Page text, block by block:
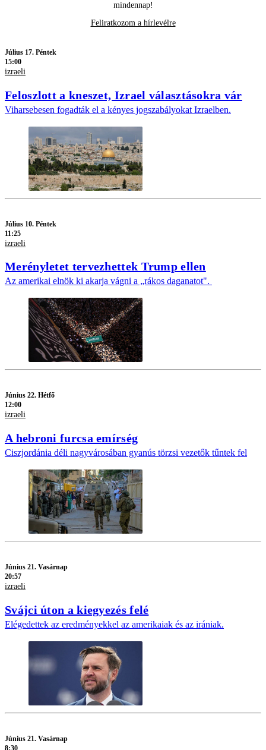
mindennap!
Feliratkozom a hírlevélre
Július 17. Péntek
15:00
izraeli
Feloszlott a kneszet, Izrael választásokra vár
Viharsebesen fogadták el a kényes jogszabályokat Izraelben.
Július 10. Péntek
11:25
izraeli
Merényletet tervezhettek Trump ellen
Az amerikai elnök ki akarja vágni a „rákos daganatot".
Június 22. Hétfő
12:00
izraeli
A hebroni furcsa emírség
Ciszjordánia déli nagyvárosában gyanús törzsi vezetők tűntek fel
Június 21. Vasárnap
20:57
izraeli
Svájci úton a kiegyezés felé
Elégedettek az eredményekkel az amerikaiak és az irániak.
Június 21. Vasárnap
8:30